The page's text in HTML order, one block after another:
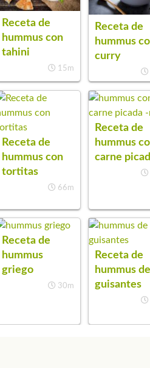
Receta de
hummus con
tahini
15m
Receta de
hummus
curry
Receta de
hummus con
tortitas
66m
Receta de
hummus
carne
Receta de
hummus
griego
30m
Receta de
hummus de
guisantes